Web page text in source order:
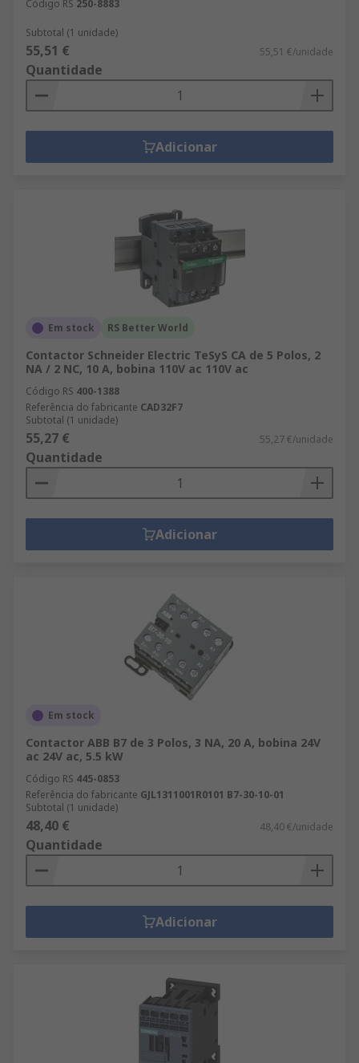
Código RS 250-8883
Subtotal (1 unidade)
55,51 € 55,51 €/unidade
Quantidade
Adicionar
Em stock RS Better World
Contactor Schneider Electric TeSyS CA de 5 Polos, 2
NA / 2 NC, 10 A, bobina 110V ac 110V ac
Código RS 400-1388
Referência do fabricante CAD32F7
Subtotal (1 unidade)
55,27 € 55,27 €/unidade
Quantidade
Adicionar
Em stock
Contactor ABB B7 de 3 Polos, 3 NA, 20 A, bobina 24V
ac 24V ac, 5.5 kW
Código RS 445-0853
Referência do fabricante GJL1311001R0101 B7-30-10-01
Subtotal (1 unidade)
48,40 € 48,40 €/unidade
Quantidade
Adicionar